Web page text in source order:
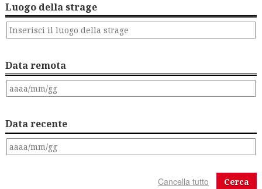
Luogo della strage
Data remota
Data recente
Cerca